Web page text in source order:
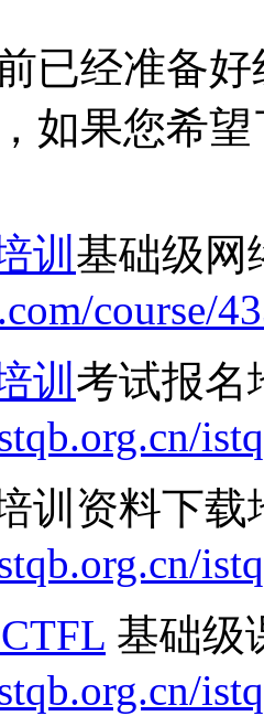
已经准备
如果您希
训 基础级网
course/
训 考试报名
资料下载
基础级